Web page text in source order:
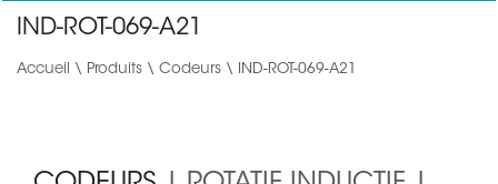
Main
IND-ROT-069-A21
Accueil \ Produits \ Codeurs \ IND-ROT-069-A21